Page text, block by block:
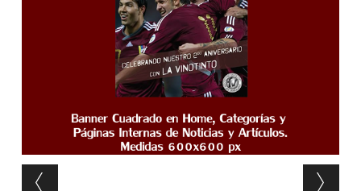
Post navigation